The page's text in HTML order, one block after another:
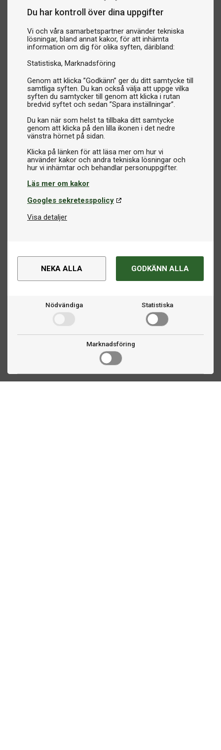
Du har kontroll över dina uppgifter
Vi och våra samarbetspartner använder tekniska
lösningar, bland annat kakor, för att inhämta
information om dig för olika syften, däribland:
Statistiska Marknadsföring
Genom att klicka ”Godkänn” ger du ditt samtycke till
samtliga syften. Du kan också välja att uppge vilka
syften du samtycker till genom att klicka i rutan
bredvid syftet och sedan ”Spara inställningar”.
Du kan när som helst ta tillbaka ditt samtycke
genom att klicka på den lilla ikonen i det nedre
vänstra hörnet på sidan.
Klicka på länken för att läsa mer om hur vi
använder kakor och andra tekniska lösningar och
Läs mer om kakor
Googles sekretesspolicy
Visa detaljer
NEKA ALLA GODKÄNN ALLA
Nödvändiga Statistiska
Marknadsföring